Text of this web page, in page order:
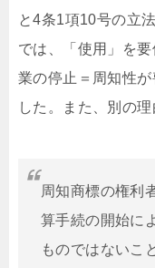
と4条1項10号の立
では、「使用」を
業の停止＝周知性
した。また、別の理
周知商標の権利
算手続の開始に
ものではないこ